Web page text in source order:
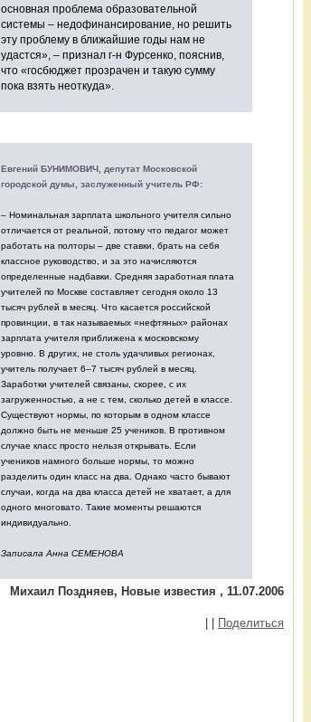
основная проблема образовательной
системы – недофинансирование, но решить
эту проблему в ближайшие годы нам не
удастся», – признал г-н Фурсенко, пояснив,
что «госбюджет прозрачен и такую сумму
пока взять неоткуда».
Евгений БУНИМОВИЧ, депутат Московской
городской думы, заслуженный учитель РФ:
– Номинальная зарплата школьного учителя сильно
отличается от реальной, потому что педагог может
работать на полторы – две ставки, брать на себя
классное руководство, и за это начисляются
определенные надбавки. Средняя заработная плата
учителей по Москве составляет сегодня около 13
тысяч рублей в месяц. Что касается российской
провинции, в так называемых «нефтяных» районах
зарплата учителя приближена к московскому
уровню. В других, не столь удачливых регионах,
учитель получает 6–7 тысяч рублей в месяц.
Заработки учителей связаны, скорее, с их
загруженностью, а не с тем, сколько детей в классе.
Существуют нормы, по которым в одном классе
должно быть не меньше 25 учеников. В противном
случае класс просто нельзя открывать. Если
учеников намного больше нормы, то можно
разделить один класс на два. Однако часто бывают
случаи, когда на два класса детей не хватает, а для
одного многовато. Такие моменты решаются
индивидуально.
Записала Анна СЕМЕНОВА
Михаил Поздняев, Новые известия , 11.07.2006
Поделиться